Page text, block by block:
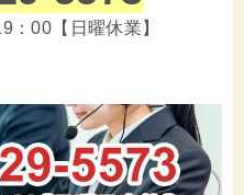
00【日曜休業】